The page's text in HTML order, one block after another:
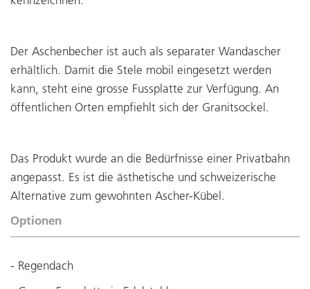
Der Aschenbecher ist auch als separater Wandascher
erhältlich. Damit die Stele mobil eingesetzt werden
kann, steht eine grosse Fussplatte zur Verfügung. An
öffentlichen Orten empfiehlt sich der Granitsockel.
Das Produkt wurde an die Bedürfnisse einer Privatbahn
angepasst. Es ist die ästhetische und schweizerische
Alternative zum gewohnten Ascher-Kübel.
Optionen
- Regendach